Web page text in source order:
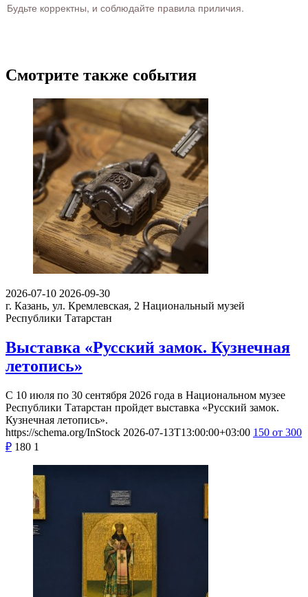
Будьте корректны, и соблюдайте правила приличия.
Смотрите также события
2026-07-10 2026-09-30
г. Казань, ул. Кремлевская, 2 Национальный музей
Республики Татарстан
Выставка «Русский замок. Кузнечная
летопись»
С 10 июля по 30 сентября 2026 года в Национальном музее
Республики Татарстан пройдет выставка «Русский замок.
Кузнечная летопись».
https://schema.org/InStock 2026-07-13T13:00:00+03:00 150 от 300
₽ 180 1